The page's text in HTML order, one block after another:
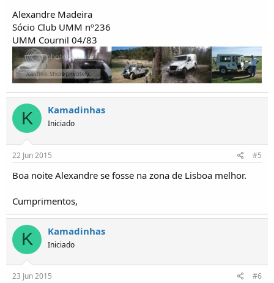
Alexandre Madeira
Sócio Club UMM nº236
UMM Cournil 04/83
K Kamadinhas
Iniciado
22 Jun 2015 #5
Boa noite Alexandre se fosse na zona de Lisboa melhor.
Cumprimentos,
K Kamadinhas
Iniciado
23 Jun 2015 #6